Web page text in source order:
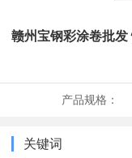
赣州宝钢彩涂卷批发
产品规格：
关键词